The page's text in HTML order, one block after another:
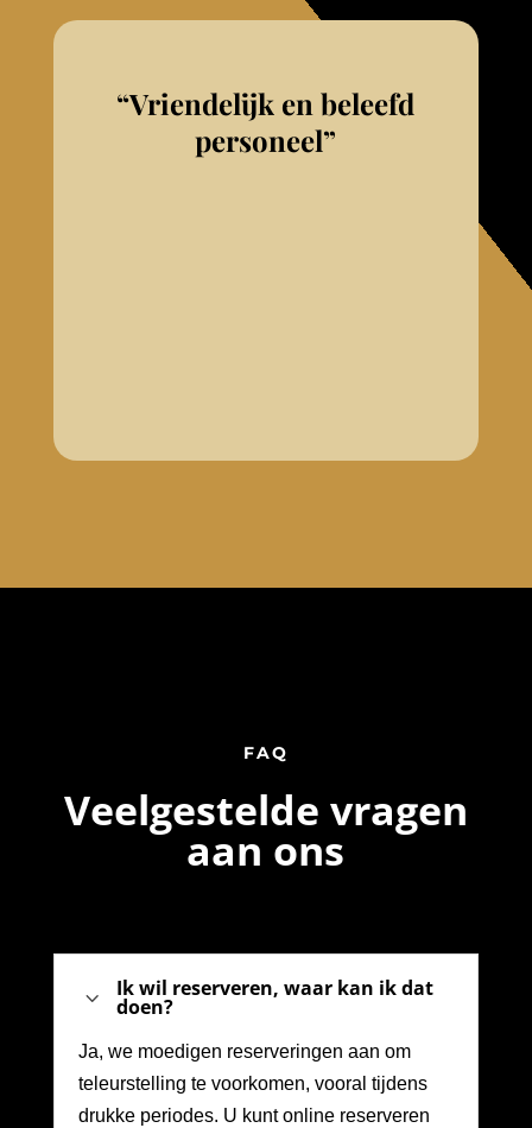
“Vriendelijk en beleefd
personeel”
FAQ
Veelgestelde vragen
aan ons
3 Ik wil reserveren, waar kan ik dat
doen?
Ja, we moedigen reserveringen aan om
teleurstelling te voorkomen, vooral tijdens
drukke periodes. U kunt online reserveren